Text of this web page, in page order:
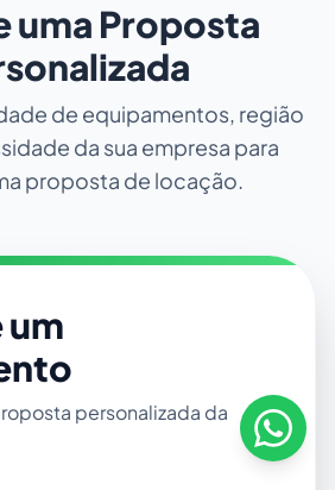
uma Proposta
de equipamentos, região
da sua empresa para
proposta de locação.
personalizada da